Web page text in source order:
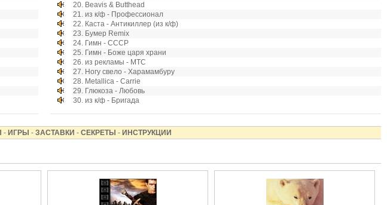
20. Beavis & Butthead
21. из к/ф - Профессионал
22. Каста - Антикиллер (из к/ф)
23. Бумер Remix
24. Гимн - СССР
25. Гимн - Боже царя храни
26. из рекламы - МТС
27. Ногу свело - Харамамбуру
28. Metallica - Carrie
29. Глюкоза - Любовь
30. из к/ф - Бригада
- ИГРЫ - ЗАСТАВКИ - СЕКРЕТЫ - ИНСТРУКЦИИ